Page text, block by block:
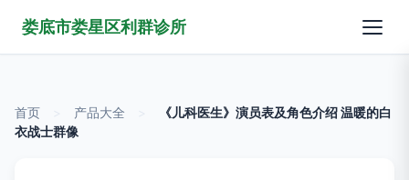
娄底市娄星区利群诊所
首页 产品大全
《儿科医生》演员表及角色介绍 温暖的白
衣战士群像